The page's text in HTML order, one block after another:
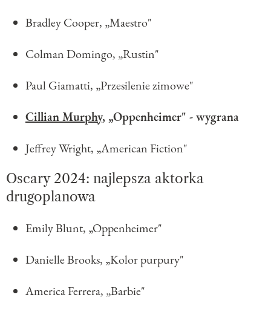
Bradley Cooper, „Maestro"
Colman Domingo, „Rustin"
Paul Giamatti, „Przesilenie zimowe"
Cillian Murphy, „Oppenheimer" - wygrana
Jeffrey Wright, „American Fiction"
Oscary 2024: najlepsza aktorka
drugoplanowa
Emily Blunt, „Oppenheimer"
Danielle Brooks, „Kolor purpury"
America Ferrera, „Barbie"